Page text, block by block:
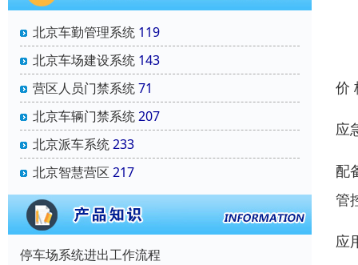
北京车勤管理系统 119
北京车场建设系统 143
营区人员门禁系统71
北京车辆门禁系统207
北京派车系统233
北京智慧营区 217
停车场系统进出工作流程
价
应
配
管
应